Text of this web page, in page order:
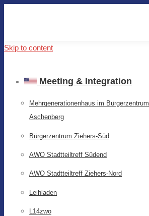
Skip to content
Meeting & Integration
Mehrgenerationenhaus im Bürgerzentrum
Aschenberg
Bürgerzentrum Ziehers-Süd
AWO Stadtteiltreff Südend
AWO Stadtteiltreff Ziehers-Nord
Leihladen
L14zwo